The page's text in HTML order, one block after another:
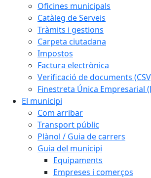
Oficines municipals
Catàleg de Serveis
Tràmits i gestions
Carpeta ciutadana
Impostos
Factura electrònica
Verificació de documents
Finestreta Única Empresarial
El municipi
Com arribar
Transport públic
Plànol / Guia de carrers
Guia del municipi
Equipaments
Empreses i comerços